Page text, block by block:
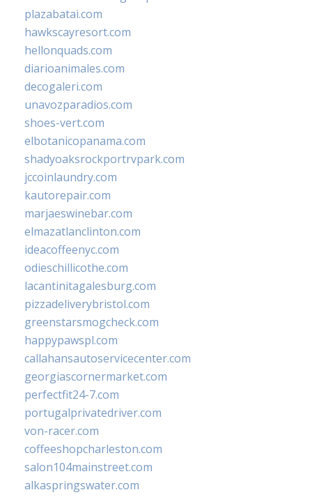
plazabatai.com
hawkscayresort.com
hellonquads.com
diarioanimales.com
decogaleri.com
unavozparadios.com
shoes-vert.com
elbotanicopanama.com
shadyoaksrockportrvpark.com
jccoinlaundry.com
kautorepair.com
marjaeswinebar.com
elmazatlanclinton.com
ideacoffeenyc.com
odieschillicothe.com
lacantinitagalesburg.com
pizzadeliverybristol.com
greenstarsmogcheck.com
happypawspl.com
callahansautoservicecenter.com
georgiascornermarket.com
perfectfit24-7.com
portugalprivatedriver.com
von-racer.com
coffeeshopcharleston.com
salon104mainstreet.com
alkaspringswater.com